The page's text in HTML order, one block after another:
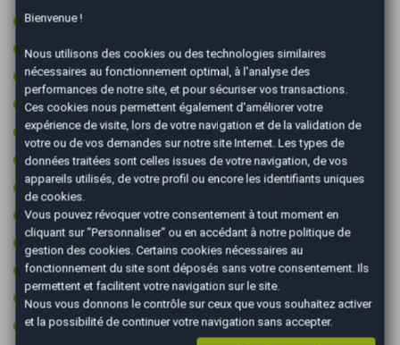
Radar arrière de détection d'obstacles
Radar avant de détection d'obstacles
Régulateur de vitesse
Retroviseur intérieur électrochrome
Rétroviseurs dégivrants
Rétroviseurs électriques
Rétroviseurs rabattables électriquement
Start & Stop
Type Essieu 4x2
Vitres surteintées
Volant cuir
Volant multifonctions
Bienvenue !
Nous utilisons des cookies ou des technologies similaires
nécessaires au fonctionnement optimal, à l'analyse des
performances de notre site, et pour sécuriser vos transactions.
Ces cookies nous permettent également d'améliorer votre
expérience de visite, lors de votre navigation et de la validation de
votre ou de vos demandes sur notre site Internet. Les types de
données traitées sont celles issues de votre navigation, de vos
appareils utilisés, de votre profil ou encore les identifiants uniques
de cookies.
Vous pouvez révoquer votre consentement à tout moment en
cliquant sur "Personnaliser" ou en accédant à notre politique de
gestion des cookies. Certains cookies nécessaires au
fonctionnement du site sont déposés sans votre consentement. Ils
permettent et facilitent votre navigation sur le site.
Nous vous donnons le contrôle sur ceux que vous souhaitez activer
et la possibilité de continuer votre navigation sans accepter.